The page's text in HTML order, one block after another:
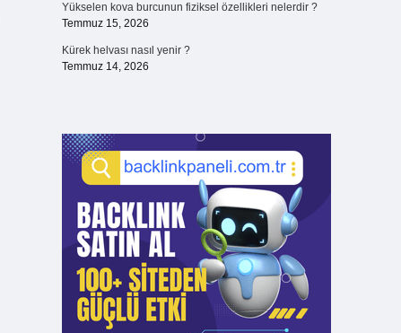
Yükselen kova burcunun fiziksel özellikleri nelerdir ?
Temmuz 15, 2026
Kürek helvası nasıl yenir ?
Temmuz 14, 2026